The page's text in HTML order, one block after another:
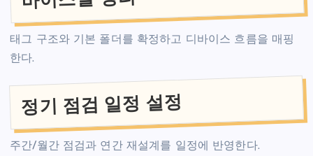
태그 구조와 기본 폴더를 확정하고 디바이스 흐름을 매핑
한다.
정기 점검 일정 설정
주간/월간 점검과 연간 재설계를 일정에 반영한다.